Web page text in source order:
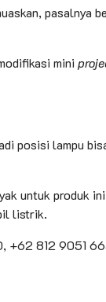
pasalnya
mini
posisi lampu
untuk produk
listrik.
+62 812 9051